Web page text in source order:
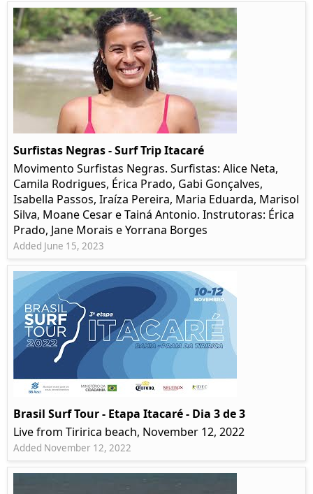
Surfistas Negras - Surf Trip Itacaré
Movimento Surfistas Negras. Surfistas: Alice Neta,
Camila Rodrigues, Érica Prado, Gabi Gonçalves,
Isabella Passos, Iraíza Pereira, Maria Eduarda, Marisol
Silva, Moane Cesar e Tainá Antonio. Instrutoras: Érica
Prado, Jane Morais e Yorrana Borges
Added June 15, 2023
Brasil Surf Tour - Etapa Itacaré - Dia 3 de 3
Live from Tiririca beach, November 12, 2022
Added November 12, 2022